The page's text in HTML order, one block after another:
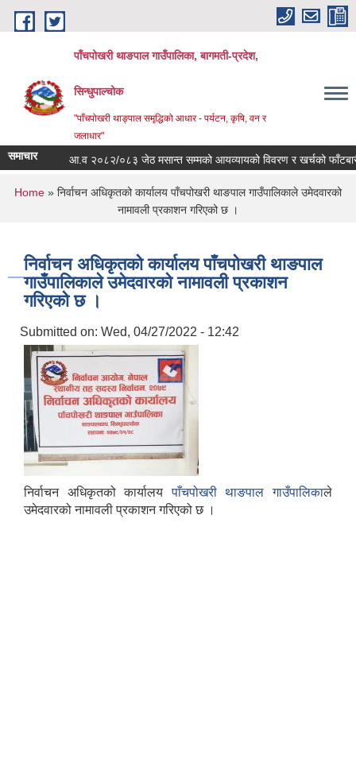
Skip to main content
पाँचपोखरी थाङपाल गाउँपालिका, बागमती-प्रदेश,
सिन्धुपाल्चोक
"पाँचपोखरी थाङ्पाल समृद्धिको आधार - पर्यटन, कृषि, वन र
जलाधार"
समाचार आ.व २०८२/०८३ जेठ मसान्त सम्मको आयव्यायको विवरण र खर्चको फाँटबारी ।
You are here
Home » निर्वाचन अधिकृतको कार्यालय पाँचपोखरी थाङपाल गाउँपालिकाले उमेदवारको
नामावली प्रकाशन गरिएको छ ।
निर्वाचन अधिकृतको कार्यालय पाँचपोखरी थाङपाल
गाउँपालिकाले उमेदवारको नामावली प्रकाशन
गरिएको छ ।
Submitted on: Wed, 04/27/2022 - 12:42
निर्वाचन अधिकृतको कार्यालयपाँचपोखरी थाङपाल गाउँपालिकाले
उमेदवारको नामावली प्रकाशन गरिएको छ ।